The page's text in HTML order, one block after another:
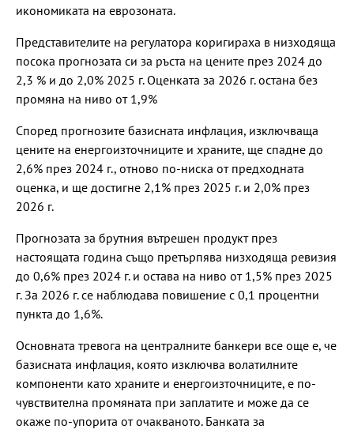
икономиката на еврозоната.
Представителите на регулатора коригираха в низходяща
посока прогнозата си за ръста на цените през 2024 до
2,3 % и до 2,0% 2025 г. Оценката за 2026 г. остана без
промяна на ниво от 1,9%
Според прогнозите базисната инфлация, изключваща
цените на енергоизточниците и храните, ще спадне до
2,6% през 2024 г., отново по-ниска от предходната
оценка, и ще достигне 2,1% през 2025 г. и 2,0% през
2026 г.
Прогнозата за брутния вътрешен продукт през
настоящата година също претърпява низходяща ревизия
до 0,6% през 2024 г. и остава на ниво от 1,5% през 2025
г. За 2026 г. се наблюдава повишение с 0,1 процентни
пункта до 1,6%.
Основната тревога на централните банкери все още е, че
базисната инфлация, която изключва волатилните
компоненти като храните и енергоизточниците, е по-
чувствителна промяната при заплатите и може да се
окаже по-упорита от очакваното. Банката за